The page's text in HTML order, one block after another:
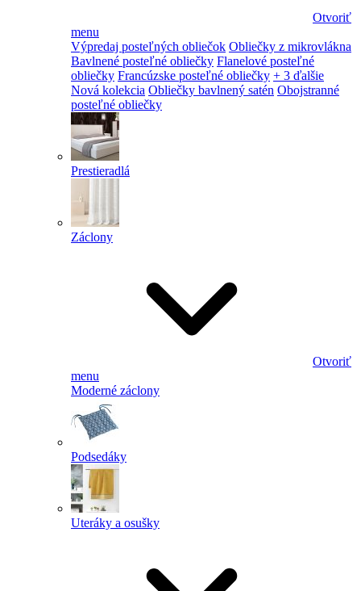
Otvoriť
menu
Výpredaj posteľných obliečok Obliečky z mikrovlákna
Bavlnené posteľné obliečky Flanelové posteľné
obliečky Francúzske posteľné obliečky + 3 ďalšie
Nová kolekcia Obliečky bavlnený satén Obojstranné
posteľné obliečky
Prestieradlá
Záclony
Otvoriť
menu
Moderné záclony
Podsedáky
Uteráky a osušky